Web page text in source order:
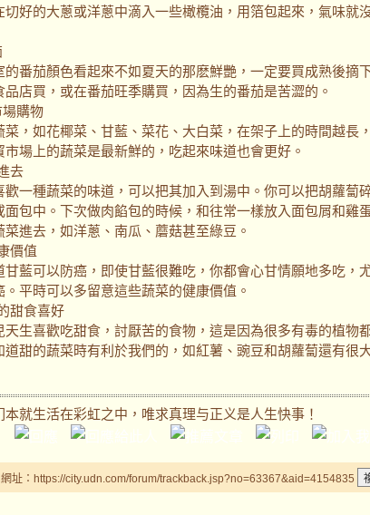
切好的大蔥或洋蔥中滴入一些橄欖油，用箔包起來，氣味就
茄顏色看起來不如夏天的那麽鮮艷，一定要買成熟後摘
店買，或在番茄旺季購買，因為生的番茄是苦澀的。
購物
如花椰菜、甘藍、菜花、大白菜，在架子上的時間越長
場上的蔬菜是最新鮮的，吃起來味道也會更好。
去
種蔬菜的味道，可以把其加入到湯中。你可以把胡蘿蔔
面包中。下次做肉餡包的時候，和往常一樣放入面包屑和雞
進去，如洋蔥、南瓜、蘑菇甚至綠豆。
價值
可以防癌，即使甘藍很難吃，你都會心甘情願地多吃，
。平時可以多留意這些蔬菜的健康價值。
食喜好
喜歡吃甜食，討厭苦的食物，這是因為很多有毒的植物
道甜的蔬菜時有利於我們的，如紅薯、豌豆和胡蘿蔔還有很
本就生活在彩虹之中，唯求真理与正义是人生快事！
址：https://city.udn.com/forum/trackback.jsp?no=63367&aid=4154835